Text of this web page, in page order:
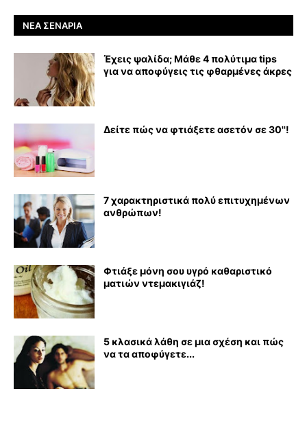
ΝΈΑ ΣΕΝΆΡΙΑ
Έχεις ψαλίδα; Μάθε 4 πολύτιμα tips
για να αποφύγεις τις φθαρμένες άκρες
Δείτε πώς να φτιάξετε ασετόν σε 30''!
7 χαρακτηριστικά πολύ επιτυχημένων
ανθρώπων!
Φτιάξε μόνη σου υγρό καθαριστικό
ματιών ντεμακιγιάζ!
5 κλασικά λάθη σε μια σχέση και πώς
να τα αποφύγετε...